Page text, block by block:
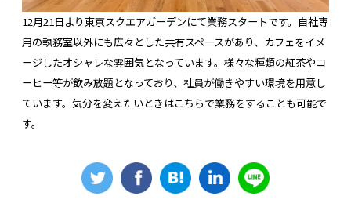
12月21日より東京スクエアガーデンにて業務スタートです。自社専
用の執務室以外にも広々とした共有スペースがあり、カフェをイメ
ージしたオシャレな雰囲気となっています。様々な種類の紅茶やコ
ーヒー等が飲み放題となっており、社員が働きやすい環境を用意し
ています。気分を変えたいときはこちらで業務をすることも可能で
す。